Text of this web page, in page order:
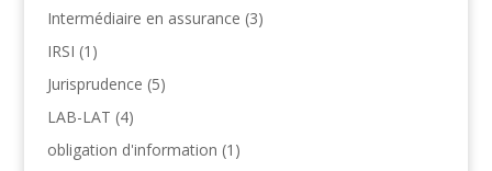
Intermédiaire en assurance (3)
IRSI (1)
Jurisprudence (5)
LAB-LAT (4)
obligation d'information (1)